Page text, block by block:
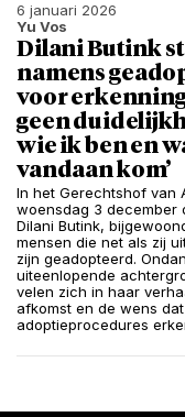
6 januari 2026
Yu Vos
Dilani Butink
namens
voor
geen
wie ik ben en
vandaan kom’
In het Gerechtshof van
woensdag 3 december
Dilani Butink,
mensen die net als zij
zijn geadopteerd.
uiteenlopende
velen zich in haar
afkomst en de wens
adoptieprocedures